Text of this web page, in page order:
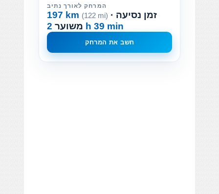
המרחק לאורך נתיב
197 km (122 mi) · זמן נסיעה
משוער 2 h 39 min
חשב את המרחק